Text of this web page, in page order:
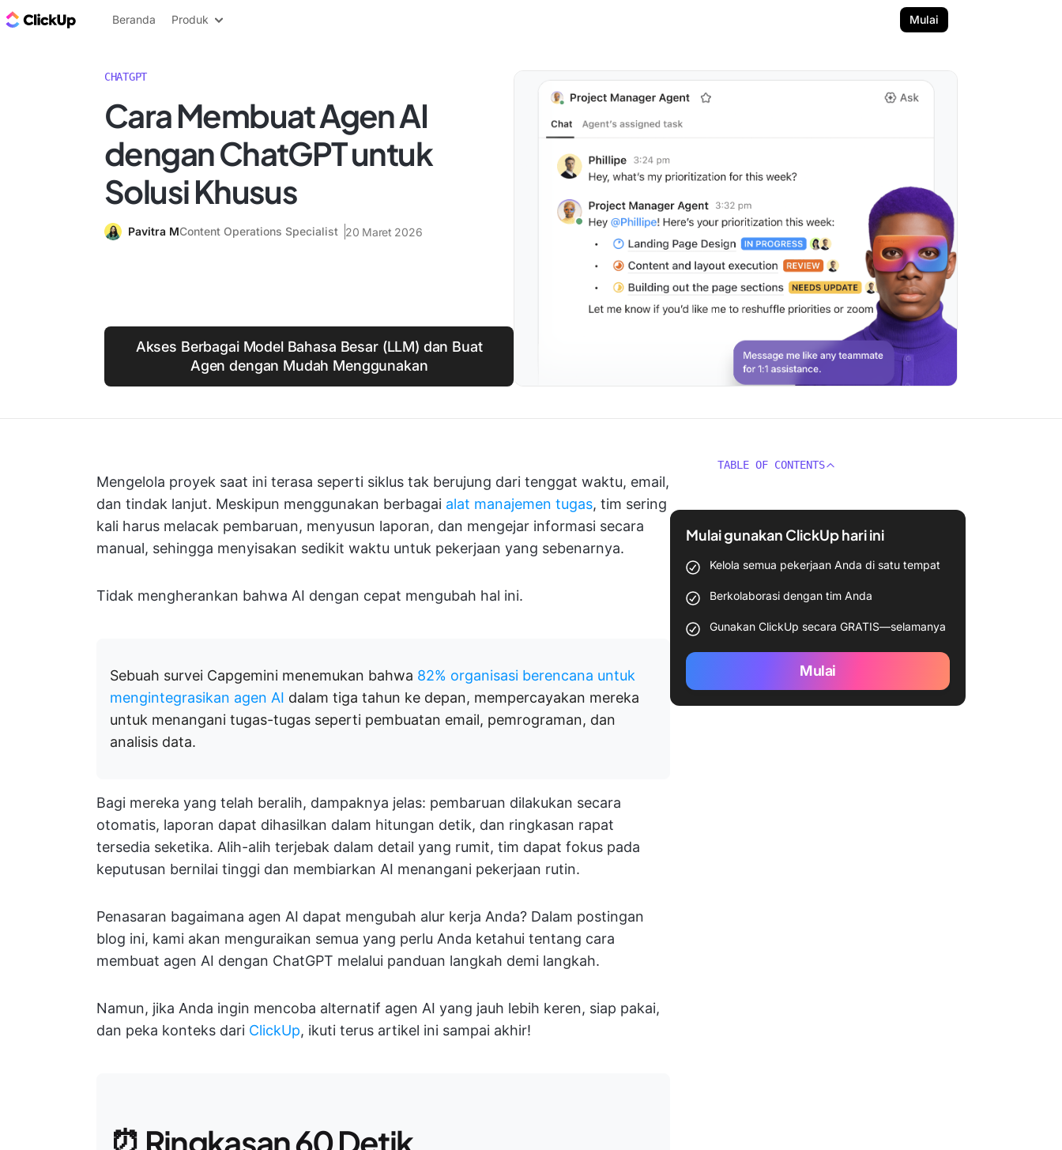
Blog ClickUp
Beranda Produk Mulai
CHATGPT
Cara Membuat Agen AI
dengan ChatGPT untuk
Solusi Khusus
Pavitra MContent Operations Specialist 20 Maret 2026
Akses Berbagai Model Bahasa Besar (LLM) dan Buat
Agen dengan Mudah Menggunakan
Mengelola proyek saat ini terasa seperti siklus tak berujung dari tenggat waktu, email,
dan tindak lanjut. Meskipun menggunakan berbagai alat manajemen tugas, tim sering
kali harus melacak pembaruan, menyusun laporan, dan mengejar informasi secara
manual, sehingga menyisakan sedikit waktu untuk pekerjaan yang sebenarnya.
Tidak mengherankan bahwa AI dengan cepat mengubah hal ini.
Sebuah survei Capgemini menemukan bahwa 82% organisasi berencana untuk
mengintegrasikan agen AI dalam tiga tahun ke depan, mempercayakan mereka
untuk menangani tugas-tugas seperti pembuatan email, pemrograman, dan
analisis data.
Bagi mereka yang telah beralih, dampaknya jelas: pembaruan dilakukan secara
otomatis, laporan dapat dihasilkan dalam hitungan detik, dan ringkasan rapat
tersedia seketika. Alih-alih terjebak dalam detail yang rumit, tim dapat fokus pada
keputusan bernilai tinggi dan membiarkan AI menangani pekerjaan rutin.
Penasaran bagaimana agen AI dapat mengubah alur kerja Anda? Dalam postingan
blog ini, kami akan menguraikan semua yang perlu Anda ketahui tentang cara
membuat agen AI dengan ChatGPT melalui panduan langkah demi langkah.
Namun, jika Anda ingin mencoba alternatif agen AI yang jauh lebih keren, siap pakai,
dan peka konteks dari ClickUp, ikuti terus artikel ini sampai akhir!
⏰ Ringkasan 60 Detik
TABLE OF CONTENTS
Mulai gunakan ClickUp hari ini
Kelola semua pekerjaan Anda di satu tempat
Berkolaborasi dengan tim Anda
Gunakan ClickUp secara GRATIS—selamanya
Mulai